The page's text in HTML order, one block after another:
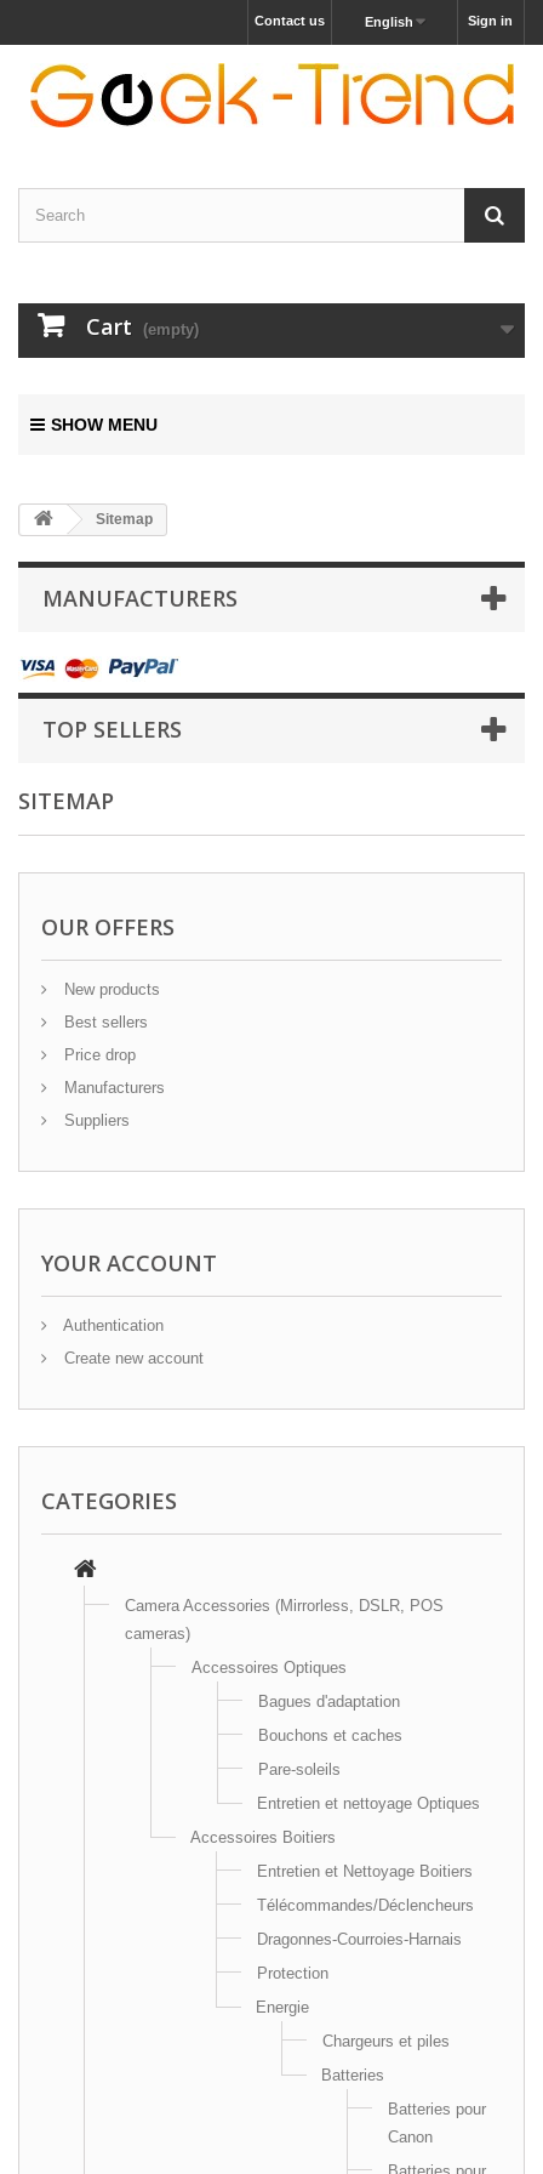
Sign in
English
Contact us
Cart (empty)
SHOW MENU
Sitemap
MANUFACTURERS
TOP SELLERS
SITEMAP
OUR OFFERS
New products
Best sellers
Price drop
Manufacturers
Suppliers
YOUR ACCOUNT
Authentication
Create new account
CATEGORIES
Camera Accessories (Mirrorless, DSLR, POS
cameras)
Accessoires Optiques
Bagues d'adaptation
Bouchons et caches
Pare-soleils
Entretien et nettoyage Optiques
Accessoires Boitiers
Entretien et Nettoyage Boitiers
Télécommandes/Déclencheurs
Dragonnes-Courroies-Harnais
Protection
Energie
Chargeurs et piles
Batteries
Batteries pour
Canon